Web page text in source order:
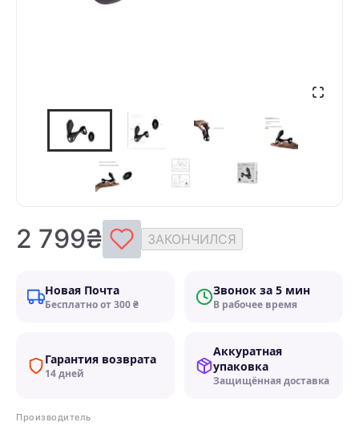
2 799₴ ЗАКОНЧИЛСЯ
Новая Почта
Бесплатно от 300 ₴
Звонок за 5 мин
В рабочее время
Гарантия возврата
14 дней
Аккуратная
упаковка
Защищённая доставка
Производитель